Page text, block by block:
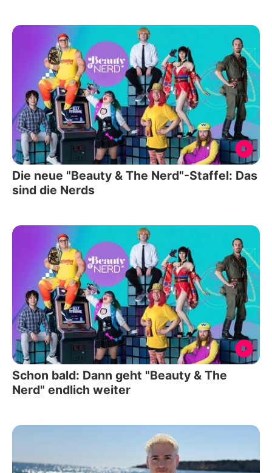
Die neue "Beauty & The Nerd"-Staffel: Das
sind die Nerds
Schon bald: Dann geht "Beauty & The
Nerd" endlich weiter